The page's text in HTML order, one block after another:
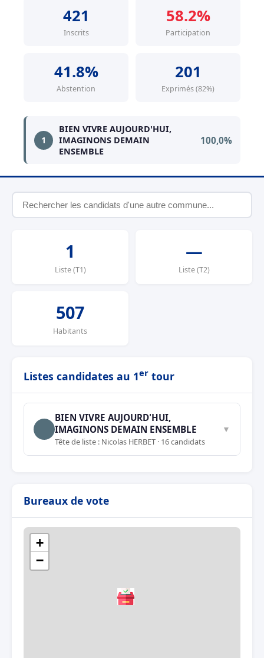
421
Inscrits
58.2%
Participation
41.8%
Abstention
201
Exprimés (82%)
1
BIEN VIVRE AUJOURD'HUI,
IMAGINONS DEMAIN
ENSEMBLE
100,0%
1
Liste (T1)
—
Liste (T2)
507
Habitants
Listes candidates au 1er tour
BIEN VIVRE AUJOURD'HUI,
IMAGINONS DEMAIN ENSEMBLE
Tête de liste : Nicolas HERBET · 16 candidats
▼
Bureaux de vote
+
−